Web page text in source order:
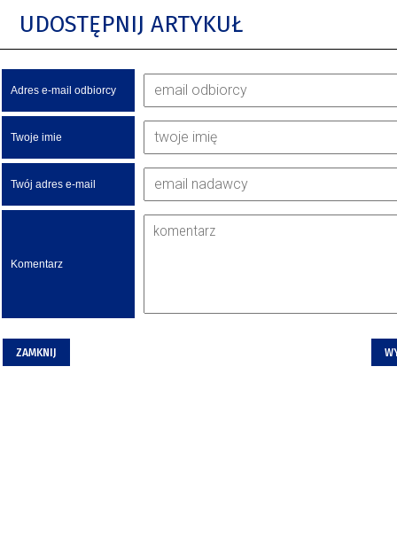
UDOSTĘPNIJ ARTYKUŁ
Adres e-mail odbiorcy
Twoje imie
Twój adres e-mail
Komentarz